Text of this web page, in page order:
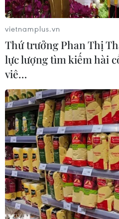
vietnamplus.vn
Thứ trưởng Phan Thị
lực lượng tìm kiếm hài
viê…